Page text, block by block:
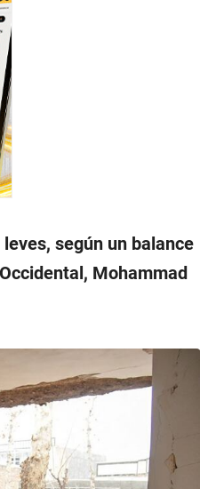
según un balance
Mohammad